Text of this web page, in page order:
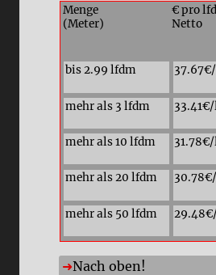
Menge
(Meter)
€ pro
Netto
bis 2.99 lfdm
mehr als 3 lfdm
mehr als 10 lfdm
mehr als 20 lfdm
mehr als 50 lfdm
Nach oben!